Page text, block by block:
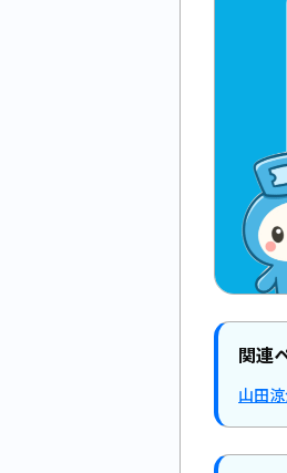
関連
山田